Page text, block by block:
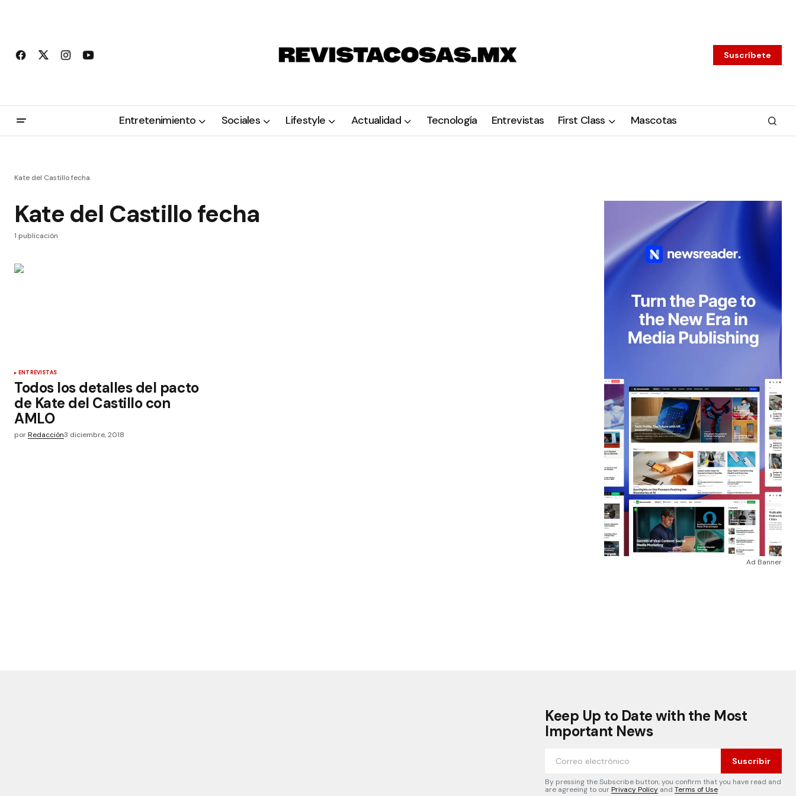
Suscríbete
Entretenimiento Sociales Lifestyle Actualidad Tecnología Entrevistas First Class Mascotas
Kate del Castillo fecha
Kate del Castillo fecha
1 publicación
ENTREVISTAS
Todos los detalles del pacto
de Kate del Castillo con
AMLO
porRedacción3 diciembre, 2018
Ad Banner
Keep Up to Date with the Most
Important News
Suscribir
By pressing the Subscribe button, you confirm that you have read and
are agreeing to ourPrivacy Policy and Terms of Use